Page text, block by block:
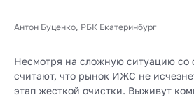
Антон Буценко, РБК Екатеринбург
Несмотря на сложную ситуацию со
считают, что рынок ИЖС не
этап жесткой очистки. Выживут